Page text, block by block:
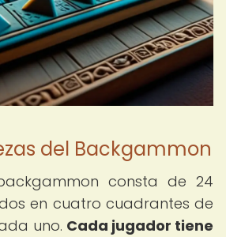
del Backgammon
consta de 24
en cuatro cuadrantes de
uno. Cada jugador tiene